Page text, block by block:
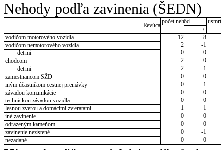
Nehody podľa zavinenia (ŠEDN)
Revúca
počet nehôd
+/-
vodičom motorového vozidla
12
-8
vodičom nemotorového vozidla
2
-1
deťmi
0
0
chodcom
2
0
deťmi
2
1
zamestnancom SŽD
0
0
iným účastníkom cestnej premávky
0
-1
závadou komunikácie
0
0
technickou závadou vozidla
0
0
lesnou zverou a domácimi zvieratami
1
1
iné zavinenie
0
0
odrazeným kameňom
0
0
zavinenie nezistené
0
-1
nezadané
0 0